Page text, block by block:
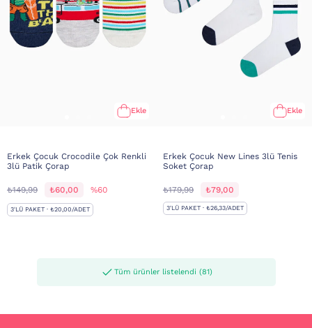
Ekle
Erkek Çocuk Crocodile Çok Renkli
3lü Patik Çorap
₺149,99 ₺60,00 %60
3'LÜ PAKET · ₺20,00/ADET
Ekle
Erkek Çocuk New Lines 3lü Tenis
Soket Çorap
₺179,99 ₺79,00
3'LÜ PAKET · ₺26,33/ADET
Tüm ürünler listelendi (81)